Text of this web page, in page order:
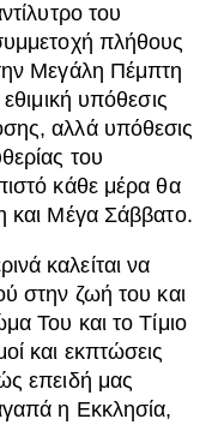
του
πλήθους
Μεγάλη Πέμπτη
υπόθεσις
αλλά υπόθεσις
του
κάθε μέρα θα
και Μέγα Σάββατο.
καλείται να
στην ζωή του και
Του και το Τίμιο
και εκπτώσεις
επειδή μας
η Εκκλησία,